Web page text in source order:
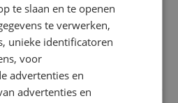
en wil je graag je mening
met het schrijven van je
details duurt het schrijven
tussen de 3 en 10 minuten.
bezoekers een betere
te slaan en te openen
te verwerken,
unieke identificatoren
voor
advertenties en
advertenties en